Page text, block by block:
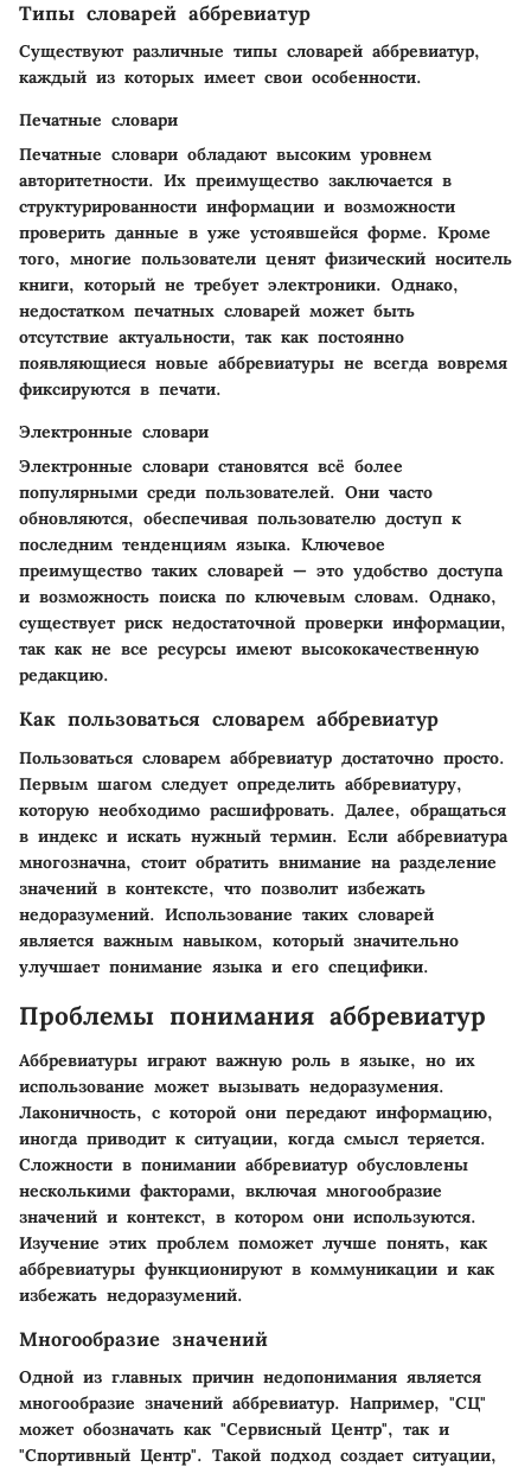
Типы словарей аббревиатур
Существуют различные типы словарей аббревиатур,
каждый из которых имеет свои особенности.
Печатные словари
Печатные словари обладают высоким уровнем
авторитетности. Их преимущество заключается в
структурированности информации и возможности
проверить данные в уже устоявшейся форме. Кроме
того, многие пользователи ценят физический носитель
книги, который не требует электроники. Однако,
недостатком печатных словарей может быть
отсутствие актуальности, так как постоянно
появляющиеся новые аббревиатуры не всегда вовремя
фиксируются в печати.
Электронные словари
Электронные словари становятся всё более
популярными среди пользователей. Они часто
обновляются, обеспечивая пользователю доступ к
последним тенденциям языка. Ключевое
преимущество таких словарей — это удобство доступа
и возможность поиска по ключевым словам. Однако,
существует риск недостаточной проверки информации,
так как не все ресурсы имеют высококачественную
редакцию.
Как пользоваться словарем аббревиатур
Пользоваться словарем аббревиатур достаточно просто.
Первым шагом следует определить аббревиатуру,
которую необходимо расшифровать. Далее, обращаться
в индекс и искать нужный термин. Если аббревиатура
многозначна, стоит обратить внимание на разделение
значений в контексте, что позволит избежать
недоразумений. Использование таких словарей
является важным навыком, который значительно
улучшает понимание языка и его специфики.
Проблемы понимания аббревиатур
Аббревиатуры играют важную роль в языке, но их
использование может вызывать недоразумения.
Лаконичность, с которой они передают информацию,
иногда приводит к ситуации, когда смысл теряется.
Сложности в понимании аббревиатур обусловлены
несколькими факторами, включая многообразие
значений и контекст, в котором они используются.
Изучение этих проблем поможет лучше понять, как
аббревиатуры функционируют в коммуникации и как
избежать недоразумений.
Многообразие значений
Одной из главных причин недопонимания является
многообразие значений аббревиатур. Например, "СЦ"
может обозначать как "Сервисный Центр", так и
"Спортивный Центр". Такой подход создает ситуации,